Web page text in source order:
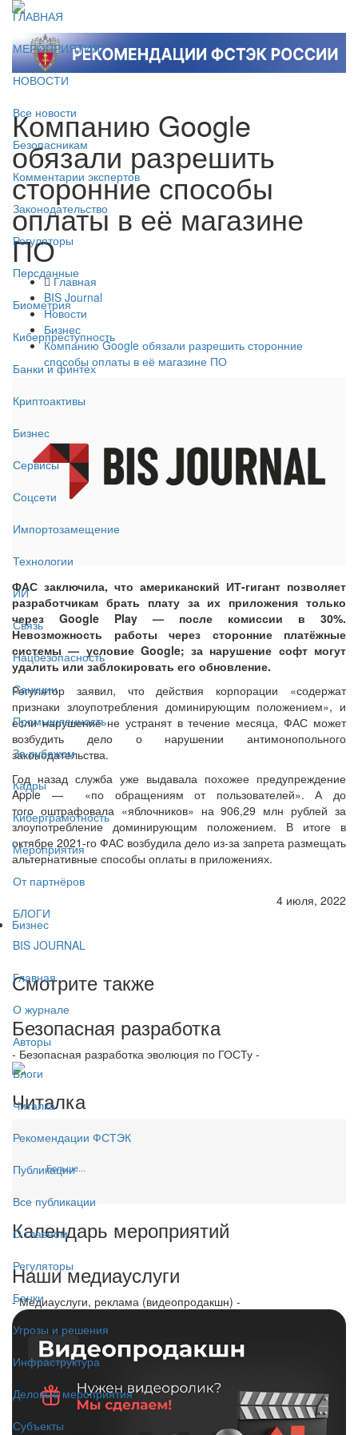
ГЛАВНАЯ
МЕРОПРИЯТИЯ
НОВОСТИ
Все новости
Безопасникам
Комментарии экспертов
Законодательство
Регуляторы
Персданные
Биометрия
Киберпреступность
Банки и финтех
Криптоактивы
Бизнес
Сервисы
Соцсети
Импортозамещение
Технологии
ИИ
Связь
Нацбезопасность
Санкции
Промышленность
За рубежом
Кадры
Киберграмотность
Мероприятия
От партнёров
БЛОГИ
BIS JOURNAL
Главная
О журнале
Авторы
Блоги
Читалка
Рекомендации ФСТЭК
Публикации
Все публикации
О главном
Регуляторы
Банки
Угрозы и решения
Инфраструктура
Деловые мероприятия
Субъекты
Компанию Google
обязали разрешить
сторонние способы
оплаты в её магазине
ПО
Главная
BIS Journal
Новости
Бизнес
Компанию Google обязали разрешить сторонние
способы оплаты в её магазине ПО
ФАС заключила, что американский ИТ-гигант позволяет
разработчикам брать плату за их приложения только
через Google Play — после комиссии в 30%.
Невозможность работы через сторонние платёжные
системы — условие Google; за нарушение софт могут
удалить или заблокировать его обновление.
Регулятор заявил, что действия корпорации «содержат
признаки злоупотребления доминирующим положением», и
если нарушение не устранят в течение месяца, ФАС может
возбудить дело о нарушении антимонопольного
законодательства.
Год назад служба уже выдавала похожее предупреждение
Apple — «по обращениям от пользователей». А до
того оштрафовала «яблочников» на 906,29 млн рублей за
злоупотребление доминирующим положением. В итоге в
октябре 2021-го ФАС возбудила дело из-за запрета размещать
альтернативные способы оплаты в приложениях.
4 июля, 2022
Бизнес
Смотрите также
Безопасная разработка
- Безопасная разработка эволюция по ГОСТу -
Читалка
Больше...
Календарь мероприятий
Наши медиауслуги
- Медиауслуги, реклама (видеопродакшн) -